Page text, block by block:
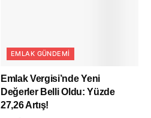
EMLAK GÜNDEMI
Emlak Vergisi’nde Yeni
Değerler Belli Oldu: Yüzde
27,26 Artış!